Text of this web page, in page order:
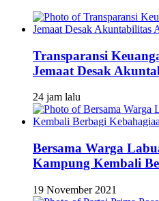
Transparansi
Jemaat Desak
24 jam lalu
Bersama Warga
Kampung Kembali
19 November 2021